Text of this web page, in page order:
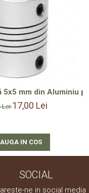
RC
5x5 mm din Aluminiu
Lei17,00 Lei
IN COS
SOCIAL
ne in social media